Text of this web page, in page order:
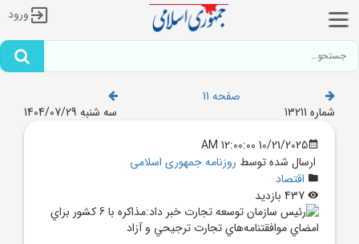
ورود
صفحه 11
شماره 13211
سه شنبه 1404/07/29
10/21/2025 12:00:00 AM
ارسال شده توسط روزنامه جمهوری اسلامی
اقتصاد